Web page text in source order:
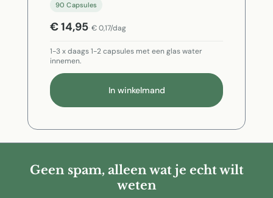
90 Capsules
€ 14,95 € 0,17/dag
1-3 x daags 1-2 capsules met een glas water
innemen.
In winkelmand
Geen spam, alleen wat je echt wilt
weten